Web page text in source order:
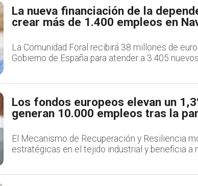
La nueva financiación de la
crear más de 1.400 empleos en
La Comunidad Foral recibirá 38 millones de
Gobierno de España para atender a 3.405
Los fondos europeos elevan un
generan 10.000 empleos tras la
El Mecanismo de Recuperación y Resiliencia
estratégicas en el tejido industrial y beneficia a